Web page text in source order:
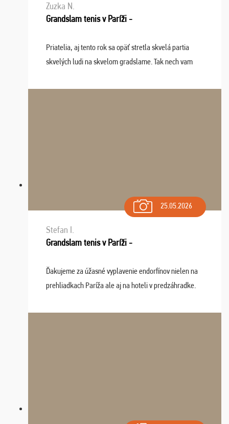
Zuzka N.
Grandslam tenis v Paríži -
Priatelia, aj tento rok sa opäť stretla skvelá partia
skvelých ludi na skvelom gradslame. Tak nech vam
sa na budúci rok. Prajem vam este veľa ta ...
25.05.2026
Stefan I.
Grandslam tenis v Paríži -
Ďakujeme za úžasné vyplavenie endorfínov nielen na
prehliadkach Paríža ale aj na hoteli v predzáhradke.
spomínať a zväžujeme repete budúci rok : ...